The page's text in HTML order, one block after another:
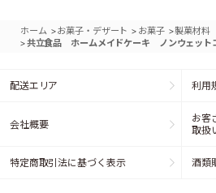
ホーム >お菓子・デザート > お菓子 >製菓材料
>共立食品 ホームメイドケーキ ノンウェッ
配送エリア 利用
会社概要
お客
取扱
特定商取引法に基づく表示 酒類